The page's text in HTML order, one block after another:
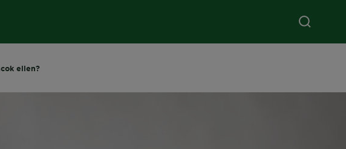
ellen?